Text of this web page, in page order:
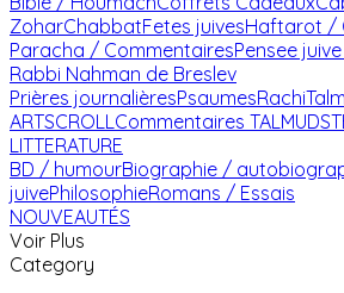
ZoharChabbatFetes juivesHaftarot /
Paracha / CommentairesPensee
Rabbi Nahman de Breslev
Prières journalièresPsaumesRachi
ARTSCROLL Commentaires TALMUD
LITTERATURE
BD / humourBiographie /
juivePhilosophieRomans / Essais
NOUVEAUTÉS
Voir Plus
Category